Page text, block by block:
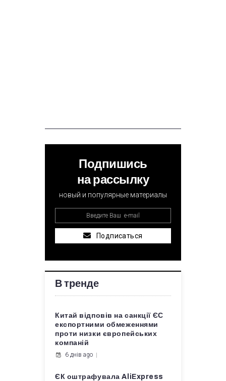
Подпишись
на рассылку
новый и популярные материалы
Подписаться
В тренде
Китай відповів на санкції ЄС
експортними обмеженнями
проти низки європейських
компаній
6 днів ago
ЄК оштрафувала AliExpress